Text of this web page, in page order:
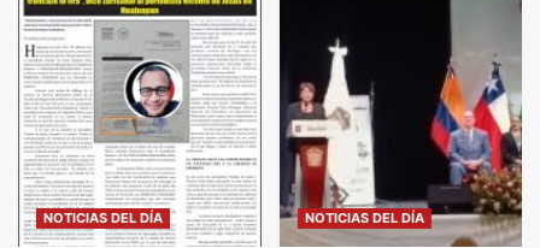
NOTICIAS DEL DÍA NOTICIAS DEL DÍA